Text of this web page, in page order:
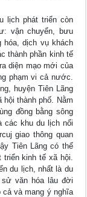
lịch phát triển còn
vận chuyển, bưu
hóa, dịch vụ khách
thành phần kinh tế
diện mạo mới của
phạm vi cả nước.
huyện Tiên Lãng
thành phố. Nằm
đồng bằng sông
các khu du lịch nổi
giao thông quan
Tiên Lãng có thể
triển kinh tế xã hội.
du lịch, nhất là du
văn hóa lâu đời
cả và mang ý nghĩa